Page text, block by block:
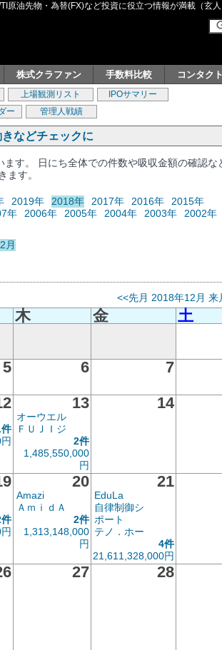
油先物・為替(FX)など投資に役立つ情報が満載（玄
株式クラファン 手数料比較 コンタクト
上場観測リスト
IPOサマリー
ー 管理人戦績
などチェックに
ます。 日にち全体での件数や吸収金額の確認な
ます。
2019年 2018年 2017年 2016年
2015年
年 2006年 2005年 2004年 2003年
2002年
月
<<先月 2018年12月 来
木 金
土
5 6 7
13
オーウエル
ＦＵＪＩジ
2件
1,485,550,000
円
14
20
Amazi
ＡｍｉｄＡ
2件
1,313,148,000
円
21
EduLa
自律制御シ
ポート
テノ．ホー
4件
21,611,328,000円
27 28